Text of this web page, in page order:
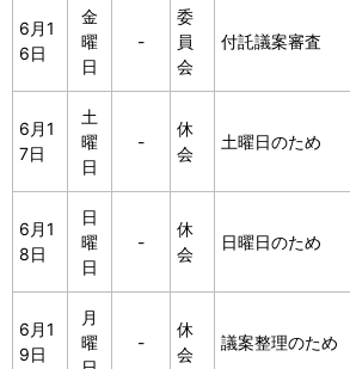
6月1
6日
金
曜
日
-
委
員
会
付託議案審査
6月1
7日
土
曜
日
-
休
会
土曜日のため
6月1
8日
日
曜
日
-
休
会
日曜日のため
6月1
9日
月
曜
-
休
会
議案整理のため